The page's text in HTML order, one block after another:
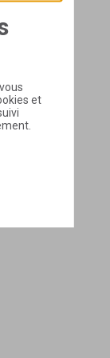
et